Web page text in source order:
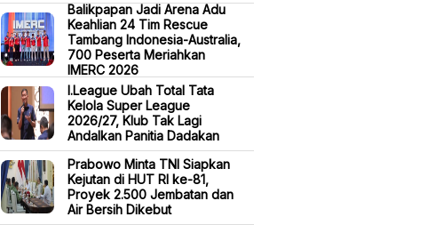
Balikpapan Jadi Arena Adu
Keahlian 24 Tim Rescue
Tambang Indonesia-Australia,
700 Peserta Meriahkan
IMERC 2026
I.League Ubah Total Tata
Kelola Super League
2026/27, Klub Tak Lagi
Andalkan Panitia Dadakan
Prabowo Minta TNI Siapkan
Kejutan di HUT RI ke-81,
Proyek 2.500 Jembatan dan
Air Bersih Dikebut